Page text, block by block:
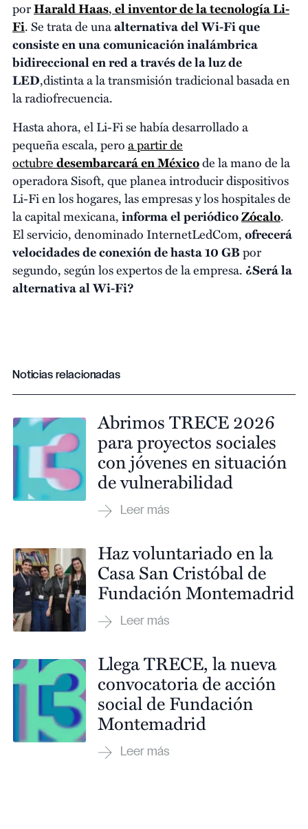
porHarald Haas,el inventor de la tecnología Li-
Fi. Se trata de unaalternativa del Wi-Fi que
consiste en una comunicación inalámbrica
bidireccional en red a través de la luz de
LED,distintaa la transmisión tradicional basada en
la radiofrecuencia.
Hasta ahora, el Li-Fi se había desarrollado a
pequeña escala, peroa partir de
octubredesembarcará en Méxicode la mano de la
operadora Sisoft, que planea introducir dispositivos
Li-Fi en los hogares, las empresas y los hospitales de
la capital mexicana,informa el periódicoZócalo.
El servicio, denominado InternetLedCom,ofrecerá
velocidades de conexión de hasta 10 GBpor
segundo, según los expertos de la empresa. ¿Será la
alternativa al Wi-Fi?
Noticias relacionadas
Abrimos TRECE 2026
para proyectos sociales
con jóvenes en situación
de vulnerabilidad
Haz voluntariado en la
Casa San Cristóbal de
Fundación Montemadrid
Llega TRECE, la nueva
convocatoria de acción
social de Fundación
Montemadrid